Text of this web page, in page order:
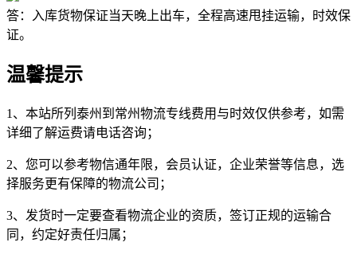
答：入库货物保证当天晚上出车，全程高速甩挂运输，时效保
证。
温馨提示
1、本站所列泰州到常州物流专线费用与时效仅供参考，如需
详细了解运费请电话咨询；
2、您可以参考物信通年限，会员认证，企业荣誉等信息，选
择服务更有保障的物流公司；
3、发货时一定要查看物流企业的资质，签订正规的运输合
同，约定好责任归属；